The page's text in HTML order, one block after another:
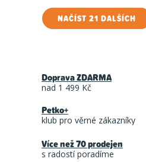
O
a
c
NAČÍST 21 DALŠÍCH
Doprava ZDARMA
nad 1 499 Kč
Petko+
klub pro věrné zákazníky
Více než 70 prodejen
s radostí poradíme